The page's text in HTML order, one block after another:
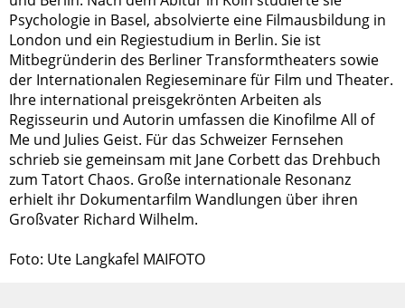
Psychologie in Basel, absolvierte eine Filmausbildung in
London und ein Regiestudium in Berlin. Sie ist
Mitbegründerin des Berliner Transformtheaters sowie
der Internationalen Regieseminare für Film und Theater.
Ihre international preisgekrönten Arbeiten als
Regisseurin und Autorin umfassen die Kinofilme All of
Me und Julies Geist. Für das Schweizer Fernsehen
schrieb sie gemeinsam mit Jane Corbett das Drehbuch
zum Tatort Chaos. Große internationale Resonanz
erhielt ihr Dokumentarfilm Wandlungen über ihren
Großvater Richard Wilhelm.
Foto: Ute Langkafel MAIFOTO